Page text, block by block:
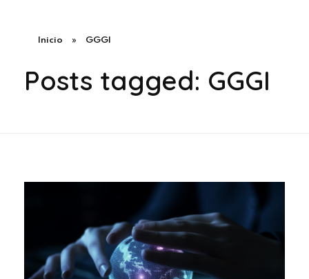
Inicio » GGGI
Posts tagged: GGGI